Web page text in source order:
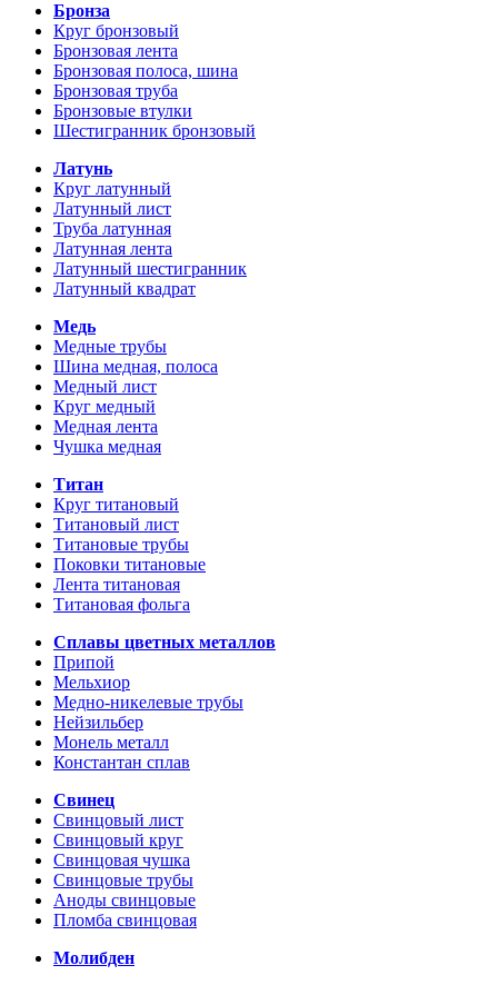
Бронза
Круг бронзовый
Бронзовая лента
Бронзовая полоса, шина
Бронзовая труба
Бронзовые втулки
Шестигранник бронзовый
Латунь
Круг латунный
Латунный лист
Труба латунная
Латунная лента
Латунный шестигранник
Латунный квадрат
Медь
Медные трубы
Шина медная, полоса
Медный лист
Круг медный
Медная лента
Чушка медная
Титан
Круг титановый
Титановый лист
Титановые трубы
Поковки титановые
Лента титановая
Титановая фольга
Сплавы цветных металлов
Припой
Мельхиор
Медно-никелевые трубы
Нейзильбер
Монель металл
Константан сплав
Свинец
Свинцовый лист
Свинцовый круг
Свинцовая чушка
Свинцовые трубы
Аноды свинцовые
Пломба свинцовая
Молибден